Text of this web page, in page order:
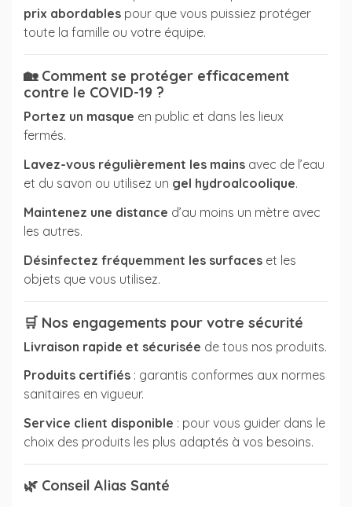
(1 avis)
prix abordables pour que vous puissiez protéger
toute la famille ou votre équipe.
🏡 Comment se protéger efficacement
contre le COVID-19 ?
Portez un masque en public et dans les lieux
fermés.
Lavez-vous régulièrement les mains avec de l’eau
et du savon ou utilisez un gel hydroalcoolique.
Maintenez une distance d’au moins un mètre avec
les autres.
Désinfectez fréquemment les surfaces et les
objets que vous utilisez.
🛒 Nos engagements pour votre sécurité
Livraison rapide et sécurisée de tous nos produits.
Produits certifiés : garantis conformes aux normes
sanitaires en vigueur.
Service client disponible : pour vous guider dans le
choix des produits les plus adaptés à vos besoins.
🌿 Conseil Alias Santé